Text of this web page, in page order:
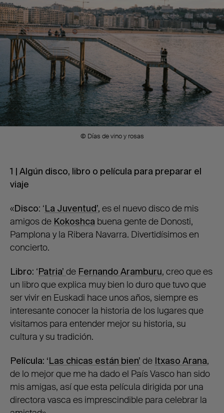
© Días de vino y rosas
1 | Algún disco, libro o película para preparar el
viaje
«Disco: ‘La Juventud’, es el nuevo disco de mis
amigos de Kokoshca buena gente de Donosti,
Pamplona y la Ribera Navarra. Divertidísimos en
concierto.
Libro: ‘Patria’ de Fernando Aramburu, creo que es
un libro que explica muy bien lo duro que tuvo que
ser vivir en Euskadi hace unos años, siempre es
interesante conocer la historia de los lugares que
visitamos para entender mejor su historia, su
cultura y su tradición.
Película: ‘Las chicas están bien’ de Itxaso Arana,
de lo mejor que me ha dado el País Vasco han sido
mis amigas, así que esta película dirigida por una
directora vasca es imprescindible para celebrar la